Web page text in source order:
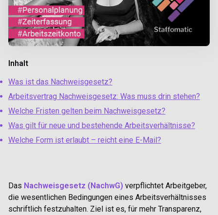
Inhalt
Was ist das Nachweisgesetz?
Arbeitsvertrag Nachweisgesetz: Was muss drin stehen?
Welche Fristen gelten beim Nachweisgesetz?
Was gilt für neue und bestehende Arbeitsverhältnisse?
Welche Form ist erlaubt – reicht eine E-Mail?
Das Nachweisgesetz (NachwG) verpflichtet Arbeitgeber,
die wesentlichen Bedingungen eines Arbeitsverhältnisses
schriftlich festzuhalten. Ziel ist es, für mehr Transparenz,